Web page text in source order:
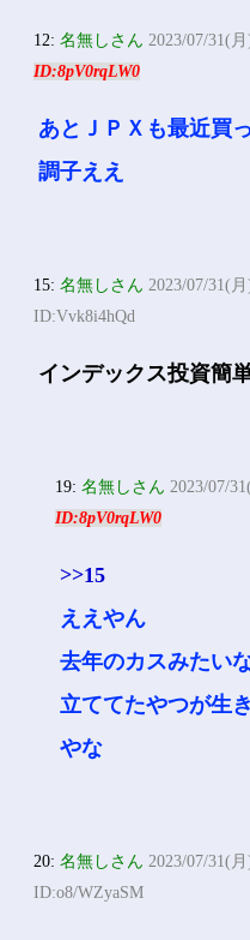
12:名無しさん 2023/07/31(
ID:8pV0rqLW0
あとＪＰＸも最近買
調子ええ
15:名無しさん 2023/07/31(
ID:Vvk8i4hQd
インデックス投資簡
19:名無しさん 2023/07/
ID:8pV0rqLW0
>>15
ええやん
去年のカスみたい
立ててたやつが生
やな
20:名無しさん 2023/07/31(
ID:o8/WZyaSM